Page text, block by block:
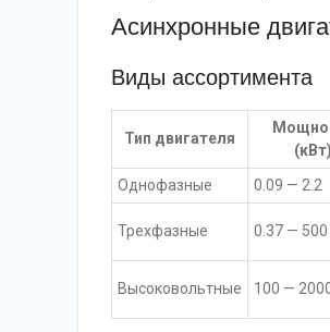
Асинхронные
Виды ассортимента
Тип двигателя
(кВт)
Однофазные 0.09 — 2.2
Трехфазные 0.37 — 500
Высоковольтные 100 —